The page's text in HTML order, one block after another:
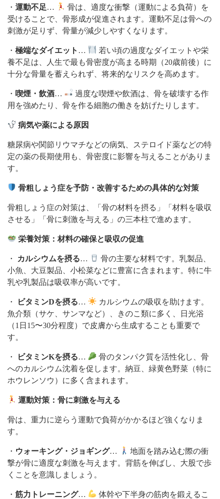
・ 運動不足…
骨は、適度な衝撃（運動による負荷）を
受けることで、骨形成が促進されます。運動不足は骨への
刺激が足りず、骨量が減少しやすくなります。
・ 極端なダイエット …
若い頃の過度なダイエットや栄
養不足は、人生で最も骨密度が高まる時期（20歳前後）に
十分な骨量を蓄えられず、将来的なリスクを高めます。
・ 喫煙・飲酒…
過度な喫煙や飲酒は、骨を破壊する作
用を強めたり、骨を作る細胞の働きを妨げたりします。
病気や薬による原因
糖尿病や関節リウマチなどの病気、ステロイド薬などの特
定の薬の長期使用も、骨密度に影響を与えることがありま
す。
骨粗しょう症を予防・改善するための具体的な対策
骨粗しょう症の対策は、「骨の材料を摂る」「材料を吸収
させる」「骨に刺激を与える」の三本柱で進めます。
栄養対策：材料の確保と吸収の促進
・ カルシウムを摂る…
骨の主要な材料です。乳製品、
小魚、大豆製品、小松菜などに豊富に含まれます。特に牛
乳や乳製品は吸収率が高いです。
・ ビタミンDを摂る…
カルシウムの吸収を助けます。
魚介類（サケ、サンマなど）、きのこ類に多く、日光浴
（1日15〜30分程度）で皮膚から生成することも重要で
す。
・ ビタミンKを摂る…
骨のタンパク質を活性化し、骨
へのカルシウム沈着を促します。納豆、緑黄色野菜（特に
ホウレンソウ）に多く含まれます。
運動対策：骨に刺激を与える
骨は、重力に逆らう運動で負荷がかかるほど強くなりま
す。
・ ウォーキング・ジョギング…
地面を踏み込む際の衝
撃が骨に適度な刺激を与えます。背筋を伸ばし、大股で歩
くことを意識しましょう。
・ 筋力トレーニング… 体幹や下半身の筋肉を鍛えるこ